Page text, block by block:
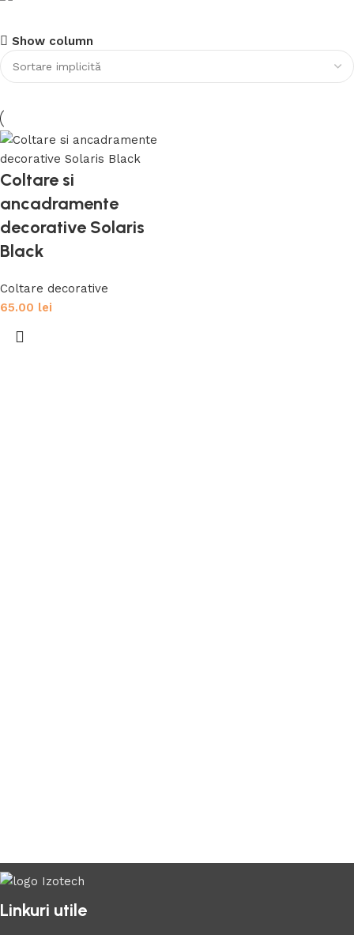
garduri si socluri
Discount 10%
Cumpara acum
Servicii
Show column
Coltare si
ancadramente
decorative Solaris
Black
Coltare decorative
65.00 lei
Linkuri utile